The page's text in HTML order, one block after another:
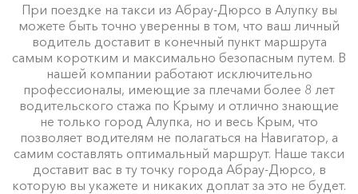
При поездке на такси из Абрау-Дюрсо в Алупку вы
можете быть точно уверенны в том, что ваш личный
водитель доставит в конечный пункт маршрута
самым коротким и максимально безопасным путем. В
нашей компании работают исключительно
профессионалы, имеющие за плечами более 8 лет
водительского стажа по Крыму и отлично знающие
не только город Алупка, но и весь Крым, что
позволяет водителям не полагаться на Навигатор, а
самим составлять оптимальный маршрут. Наше такси
доставит вас в ту точку города Абрау-Дюрсо, в
которую вы укажете и никаких доплат за это не будет.